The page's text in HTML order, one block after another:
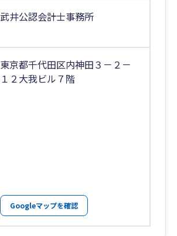
武井公認会計士事務所
東京都千代田区内神田３－２－
１２大我ビル７階
Googleマップを確認